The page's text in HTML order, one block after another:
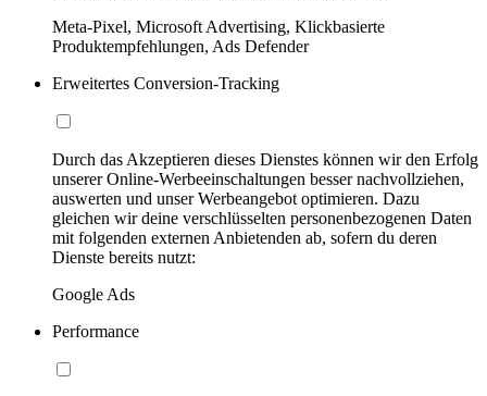
Meta-Pixel, Microsoft Advertising, Klickbasierte
Produktempfehlungen, Ads Defender
Erweitertes Conversion-Tracking
Durch das Akzeptieren dieses Dienstes können wir den Erfolg
unserer Online-Werbeeinschaltungen besser nachvollziehen,
auswerten und unser Werbeangebot optimieren. Dazu
gleichen wir deine verschlüsselten personenbezogenen Daten
mit folgenden externen Anbietenden ab, sofern du deren
Dienste bereits nutzt:
Google Ads
Performance